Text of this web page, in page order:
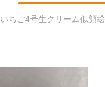
いちご4号生クリーム似顔絵